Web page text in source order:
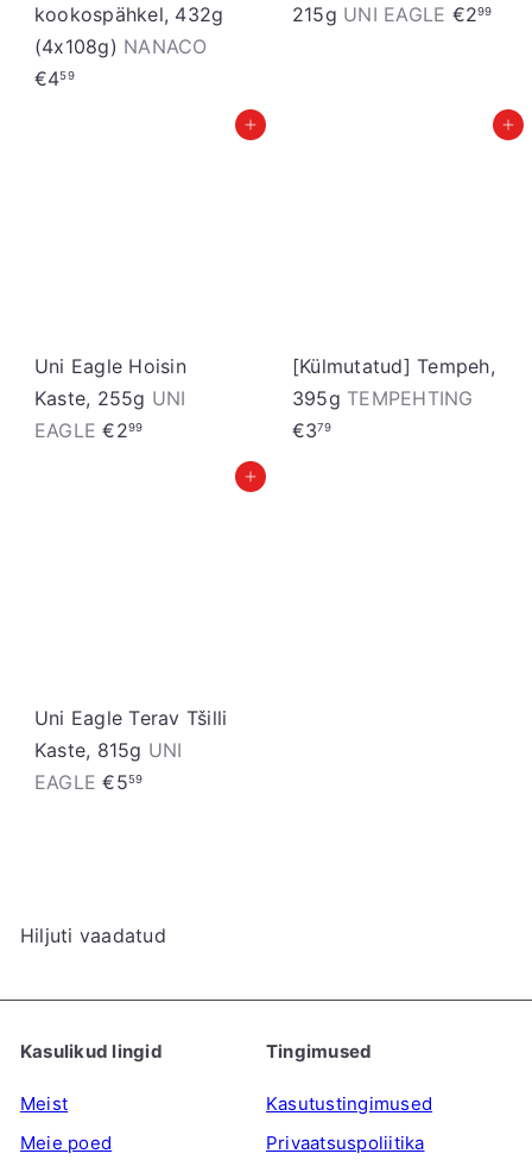
kookospähkel, 432g
(4x108g) NANACO
€459
215g UNI EAGLE €299
Lisa ostukorvi
Uni Eagle Hoisin
Kaste, 255g UNI
EAGLE€299
Lisa ostukorvi
[Külmutatud] Tempeh,
395g TEMPEHTING
€379
Lisa ostukorvi
Uni Eagle Terav Tšilli
Kaste, 815g UNI
EAGLE€559
Hiljuti vaadatud
Kasulikud lingid
Meist
Meie poed
Tingimused
Kasutustingimused
Privaatsuspoliitika